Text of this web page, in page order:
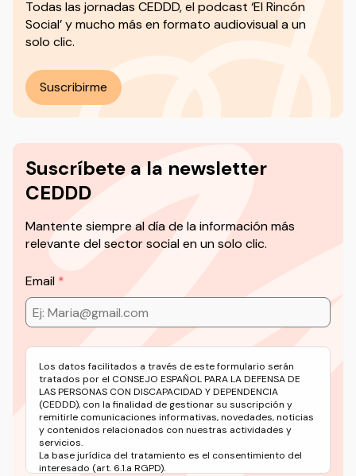
Todas las jornadas CEDDD, el podcast ‘El Rincón
Social’ y mucho más en formato audiovisual a un
solo clic.
Suscribirme
Suscríbete a la newsletter
CEDDD
Mantente siempre al día de la información más
relevante del sector social en un solo clic.
Email
Los datos facilitados a través de este formulario serán
tratados por el CONSEJO ESPAÑOL PARA LA DEFENSA DE
LAS PERSONAS CON DISCAPACIDAD Y DEPENDENCIA
(CEDDD), con la finalidad de gestionar su suscripción y
remitirle comunicaciones informativas, novedades, noticias
y contenidos relacionados con nuestras actividades y
servicios.
La base jurídica del tratamiento es el consentimiento del
interesado (art. 6.1.a RGPD).